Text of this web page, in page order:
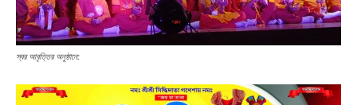
স্বর আবৃত্তির অনুষ্ঠানে: